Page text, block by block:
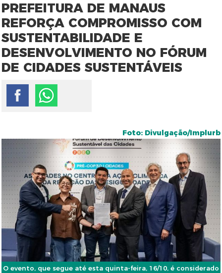
PREFEITURA DE MANAUS
REFORÇA COMPROMISSO COM
SUSTENTABILIDADE E
DESENVOLVIMENTO NO FÓRUM
DE CIDADES SUSTENTÁVEIS
Foto: Divulgação/Implurb
O evento, que segue até esta quinta-feira, 16/10, é considerado